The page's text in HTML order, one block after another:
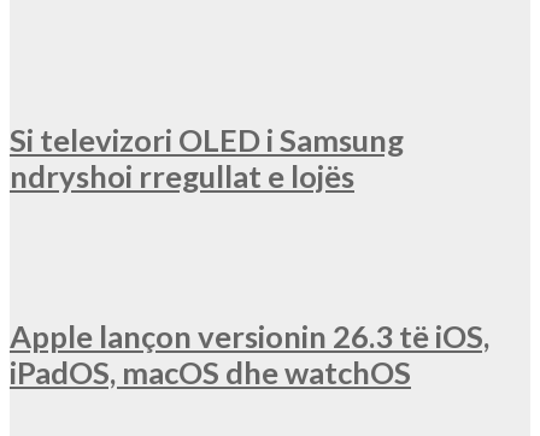
Si televizori OLED i Samsung
ndryshoi rregullat e lojës
Apple lançon versionin 26.3 të iOS,
iPadOS, macOS dhe watchOS